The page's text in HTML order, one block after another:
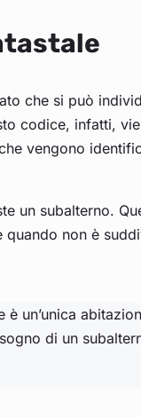
che si può
codice, infatti,
vengono
un subalterno.
quando non è
è un’unica
di un